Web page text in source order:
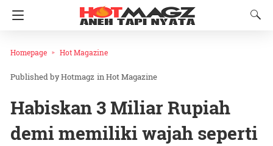
Homepage Hot Magazine
Hotmagz inHot Magazine
Habiskan 3 Miliar Rupiah
demi memiliki wajah seperti